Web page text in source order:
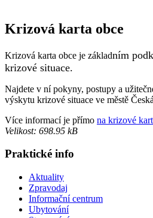
Krizová karta obce
Krizová karta obce je základním
krizové situace.
Najdete v ní pokyny, postupy a
výskytu krizové situace ve městě
Více informací je přímo na krizové
Velikost: 698.95 kB
Praktické info
Aktuality
Zpravodaj
Informační centrum
Ubytování